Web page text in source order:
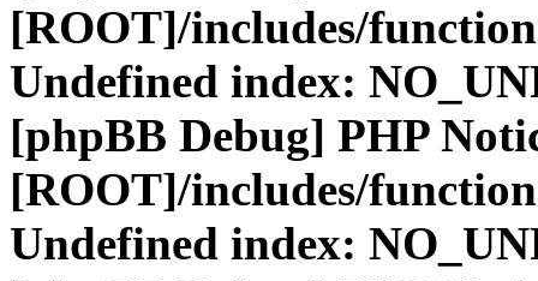
[ROOT]/includes/
Undefined index:
[phpBB Debug] PHP
[ROOT]/includes/
Undefined index: